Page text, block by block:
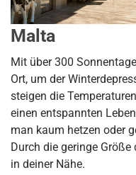
Malta
Mit über 300
Ort, um der
steigen die
einen entspannten
man kaum hetzen oder
Durch die geringe
in deiner Nähe.